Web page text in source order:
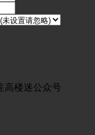
高楼迷公众号